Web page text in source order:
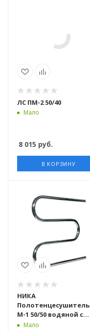
ЛС ПМ-2 50/40
Мало
8 015 руб.
В КОРЗИНУ
НИКА
Полотенцесушитель
М-1 50/50 водяной с
полкой
Мало